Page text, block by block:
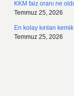
KKM faiz oranı ne
Temmuz 25, 2026
En kolay kırılan
Temmuz 25, 2026